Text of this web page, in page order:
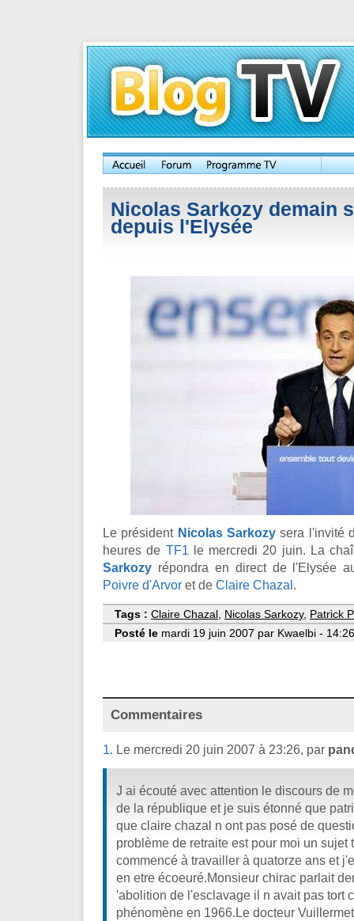
Nicolas Sarkozy demain
depuis l'Elysée
Le président Nicolas Sarkozysera l'invité
heures de TF1 le mercredi 20 juin. La
Sarkozy répondra en direct de l'Elysée
Poivre d'Arvor et de Claire Chazal .
Tags : Claire Chazal Nicolas Sarkozy, Patrick
Posté le mardi 19 juin 2007 par Kwaelbi -
Commentaires
1. Le mercredi 20 juin 2007 à 23:26, par
J ai écouté avec attention le discours de
de la république et je suis étonné que
que claire chazal n ont pas posé de
problème de retraite est pour moi un sujet
commencé à travailler à quatorze ans et
en etre écoeuré.Monsieur chirac parlait
'abolition de l'esclavage il n avait pas tort
phénomène en 1966.Le docteur